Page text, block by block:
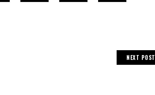
NEXT POST